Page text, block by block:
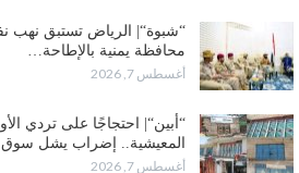
لإقالات واسعة وإعادة ترتيب المشهد
6, 2026
صنعاء تربك التحشيدات السعودية شرق
وانسحابات وفوضى تعصف بمعسكرات
“شبوة“| الرياض تستبق نهب
محافظة يمنية بالإطاحة…
أغسطس 7, 2026
“أبين“| احتجاجًا على تردي
المعيشية.. إضراب يشل
أغسطس 7, 2026